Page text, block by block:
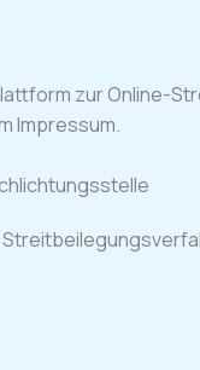
zur Online-
Impressum.